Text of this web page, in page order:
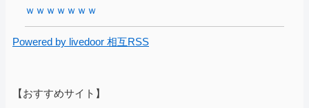
ｗｗｗｗｗｗｗ
Powered by livedoor 相互RSS
【おすすめサイト】